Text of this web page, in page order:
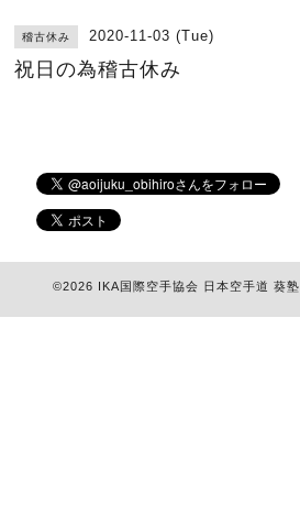
稽古休み 2020-11-03 (Tue)
祝日の為稽古休み
©2026 IKA国際空手協会 日本空手道 葵塾